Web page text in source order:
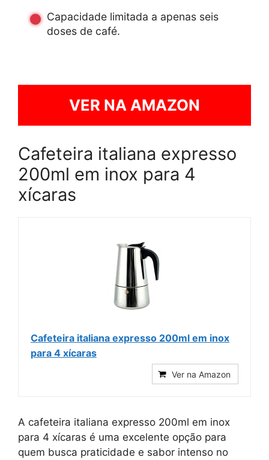
Capacidade limitada a apenas seis
doses de café.
VER NA AMAZON
Cafeteira italiana expresso
200ml em inox para 4
xícaras
Cafeteira italiana expresso 200ml em inox
para 4 xícaras
Ver na Amazon
A cafeteira italiana expresso 200ml em inox
para 4 xícaras é uma excelente opção para
quem busca praticidade e sabor intenso no